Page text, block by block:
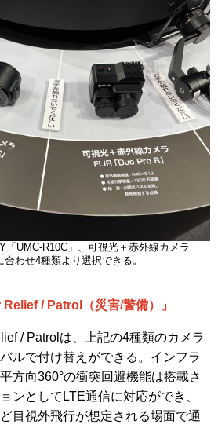
「UMC-R10C」、可視光＋赤外線カメラ
わせ4種類より選択できる。
/ Patrol（災害/警備）」
/ Patrolは、上記の4種類のカメラ
ルで付け替えができる。インフラ
方向360°の衝突回避機能は搭載さ
ンとしてLTE通信に対応ができ、
目視外飛行が想定される場面で通